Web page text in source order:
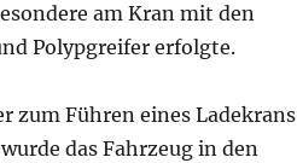
am Kran mit den
Polypgreifer erfolgte.
zum Führen eines Ladekrans
das Fahrzeug in den